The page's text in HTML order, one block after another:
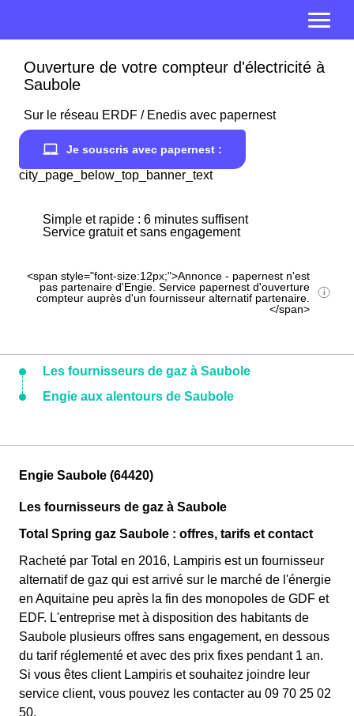
Ouverture de votre compteur d'électricité à
Saubole
Sur le réseau ERDF / Enedis avec papernest
Je souscris avec papernest :
city_page_below_top_banner_text
Simple et rapide : 6 minutes suffisent
Service gratuit et sans engagement
<span style="font-size:12px;">Annonce - papernest n'est
pas partenaire d'Engie. Service papernest d'ouverture
compteur auprès d'un fournisseur alternatif partenaire.
</span>
Les fournisseurs de gaz à Saubole
Engie aux alentours de Saubole
Engie Saubole (64420)
Les fournisseurs de gaz à Saubole
Total Spring gaz Saubole : offres, tarifs et contact
Racheté par Total en 2016, Lampiris est un fournisseur
alternatif de gaz qui est arrivé sur le marché de l'énergie
en Aquitaine peu après la fin des monopoles de GDF et
EDF. L'entreprise met à disposition des habitants de
Saubole plusieurs offres sans engagement, en dessous
du tarif réglementé et avec des prix fixes pendant 1 an.
Si vous êtes client Lampiris et souhaitez joindre leur
service client, vous pouvez les contacter au 09 70 25 02
50.